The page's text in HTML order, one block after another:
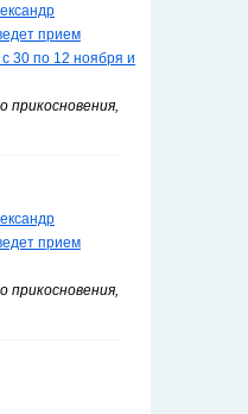
прием
30 по 12 ноября и
прикосновения,
прием
прикосновения,